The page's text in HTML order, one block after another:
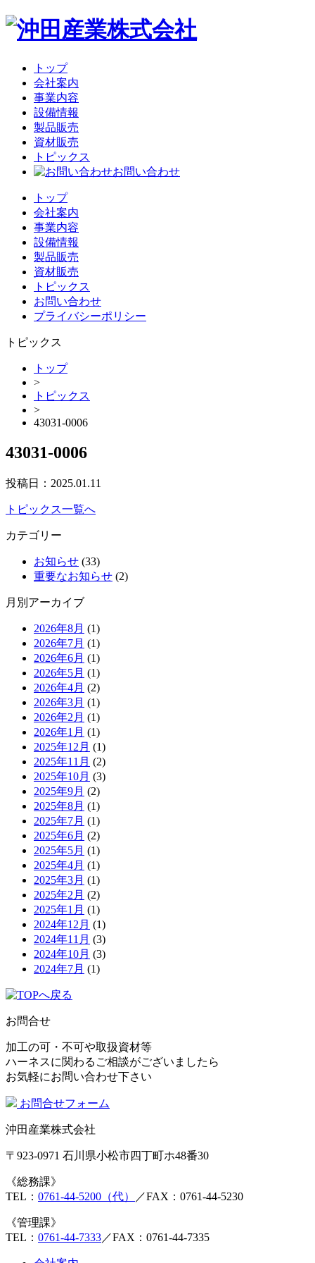
トップ
会社案内
事業内容
設備情報
製品販売
資材販売
トピックス
お問い合わせ
トップ
会社案内
事業内容
設備情報
製品販売
資材販売
トピックス
お問い合わせ
プライバシーポリシー
トピックス
トップ
>
トピックス
>
43031-0006
43031-0006
投稿日： 2025.01.11
トピックス一覧へ
カテゴリー
お知らせ (33)
重要なお知らせ (2)
月別アーカイブ
2026年8月 (1)
2026年7月 (1)
2026年6月 (1)
2026年5月 (1)
2026年4月 (2)
2026年3月 (1)
2026年2月 (1)
2026年1月 (1)
2025年12月 (1)
2025年11月 (2)
2025年10月 (3)
2025年9月 (2)
2025年8月 (1)
2025年7月 (1)
2025年6月 (2)
2025年5月 (1)
2025年4月 (1)
2025年3月 (1)
2025年2月 (2)
2025年1月 (1)
2024年12月 (1)
2024年11月 (3)
2024年10月 (3)
2024年7月 (1)
お問合せ
加工の可・不可や取扱資材等
ハーネスに関わるご相談がございましたら
お気軽にお問い合わせ下さい
お問合せフォーム
沖田産業株式会社
〒923-0971 石川県小松市四丁町ホ48番30
《総務課》
TEL： 0761-44-5200（代） ／FAX：0761-44-5230
《管理課》
TEL： 0761-44-7333／FAX：0761-44-7335